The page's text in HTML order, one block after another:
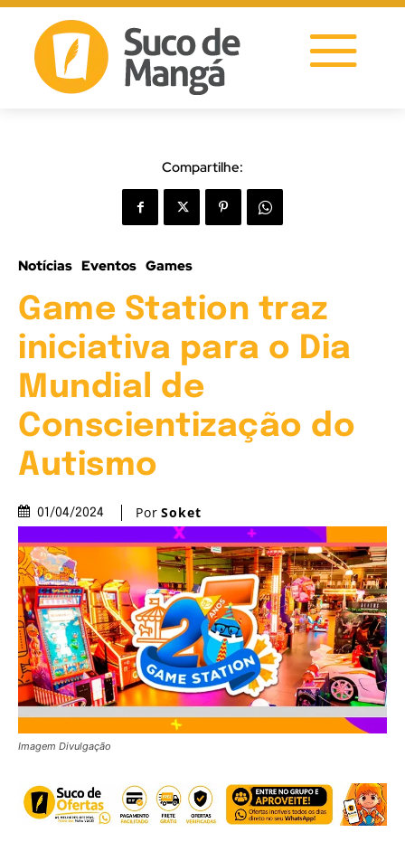
Compartilhe:
Notícias Eventos Games
Game Station traz
iniciativa para o Dia
Mundial de
Conscientização do
Autismo
01/04/2024 Por Soket
Imagem Divulgação